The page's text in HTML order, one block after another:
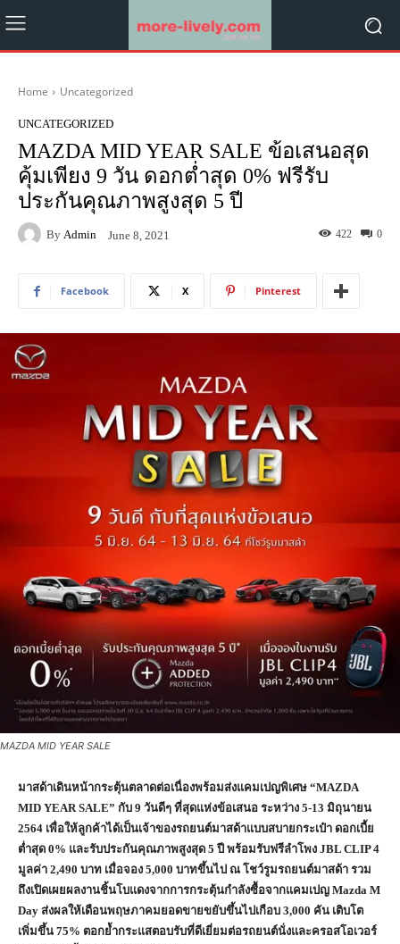
Home Uncategorized
UNCATEGORIZED
MAZDA MID YEAR SALE ข้อเสนอสุด
คุ้มเพียง 9 วัน ดอกต่ำสุด 0% ฟรีรับ
ประกันคุณภาพสูงสุด 5 ปี
By Admin June 8, 2021 0
422
Facebook X Pinterest
MAZDA MID YEAR SALE
มาสด้าเดินหน้ากระตุ้นตลาดต่อเนื่องพร้อมส่งแคมเปญพิเศษ “MAZDA
MID YEAR SALE” กับ 9 วันดีๆ ที่สุดแห่งข้อเสนอ ระหว่าง 5-13 มิถุนายน
2564 เพื่อให้ลูกค้าได้เป็นเจ้าของรถยนต์มาสด้าแบบสบายกระเป๋า ดอกเบี้ย
ต่ำสุด 0% และรับประกันคุณภาพสูงสุด 5 ปี พร้อมรับฟรีลำโพง JBL CLIP 4
มูลค่า 2,490 บาท เมื่อจอง 5,000 บาทขึ้นไป ณ โชว์รูมรถยนต์มาสด้า รวม
ถึงเปิดเผยผลงานชิ้นโบแดงจากการกระตุ้นกำลังซื้อจากแคมเปญ Mazda M
Day ส่งผลให้เดือนพฤษภาคมยอดขายขยับขึ้นไปเกือบ 3,000 คัน เติบโต
เพิ่มขึ้น 75% ตอกย้ำกระแสตอบรับที่ดีเยี่ยมต่อรถยนต์นั่งและครอสโอเวอร์